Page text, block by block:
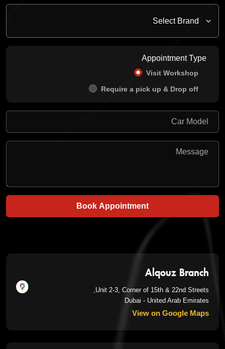
Appointment Type
Visit Workshop
Require a pick up & Drop off
Book Appointment
Alqouz Branch
Unit 2-3, Corner of 15th & 22nd Streets,
Dubai - United Arab Emirates
View on Google Maps